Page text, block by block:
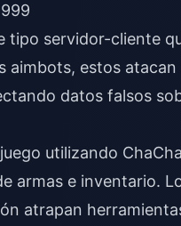
tipo servidor-cliente
aimbots, estos
datos falsos
utilizando
armas e inventario.
atrapan